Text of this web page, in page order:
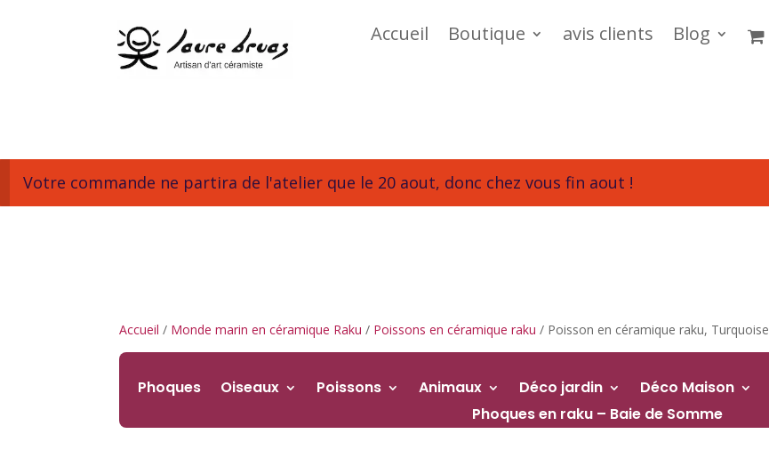
Accueil Boutique avis clients Blog
Votre commande ne partira de l'atelier que le 20 aout, donc chez vous fin aout !
Accueil / Monde marin en céramique Raku / Poissons en céramique raku / Poisson en céramique raku, Turquoise
Phoques Oiseaux Poissons Animaux Déco jardin Déco Maison
Phoques en raku – Baie de Somme